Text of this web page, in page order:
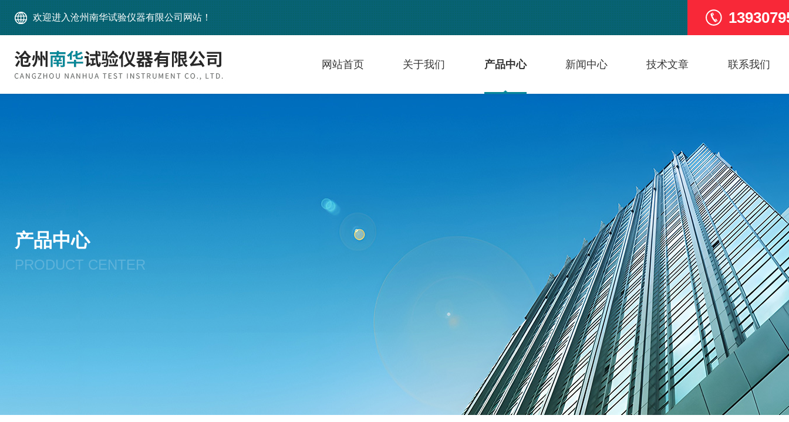
欢迎进入沧州南华试验仪器有限公司网站！
网站首页 关于我们 产品中心 新闻中心 技术文章 联系我们
产品中心
PRODUCT CENTER